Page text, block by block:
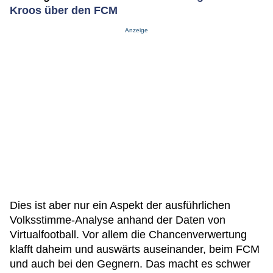
Kroos über den FCM
Anzeige
Dies ist aber nur ein Aspekt der ausführlichen
Volksstimme-Analyse anhand der Daten von
Virtualfootball. Vor allem die Chancenverwertung
klafft daheim und auswärts auseinander, beim FCM
und auch bei den Gegnern. Das macht es schwer